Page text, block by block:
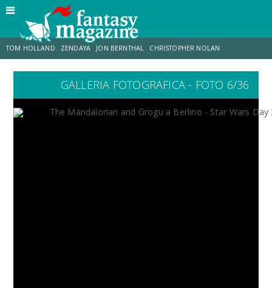
TOM HOLLAND ZENDAYA JON BERNTHAL CHRISTOPHER NOLAN
LUCCA COMICS & GAMES ODISSEA JACOB BATALON
GALLERIA FOTOGRAFICA - FOTO 6/36